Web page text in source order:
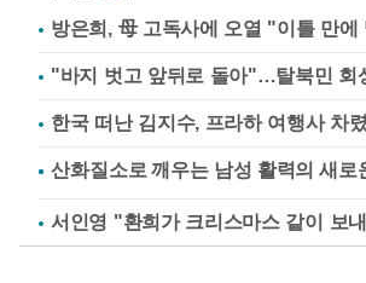
방은희, 母 고독사에 오열 "이틀 만에
"바지 벗고 앞뒤로 돌아"…탈북민 회
한국 떠난 김지수, 프라하 여행사 차
서인영 "환희가 크리스마스 같이 보